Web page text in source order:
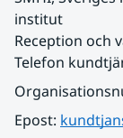
institut
Reception och
Telefon
Epost: